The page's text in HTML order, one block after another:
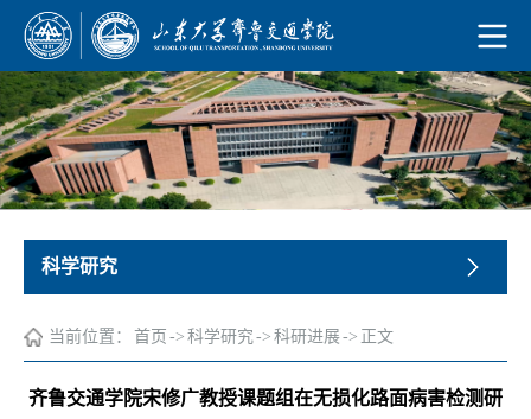
科学研究
当前位置： 首页 -> 科学研究 -> 科研进展-> 正文
齐鲁交通学院宋修广教授课题组在无损化路面病害检测研